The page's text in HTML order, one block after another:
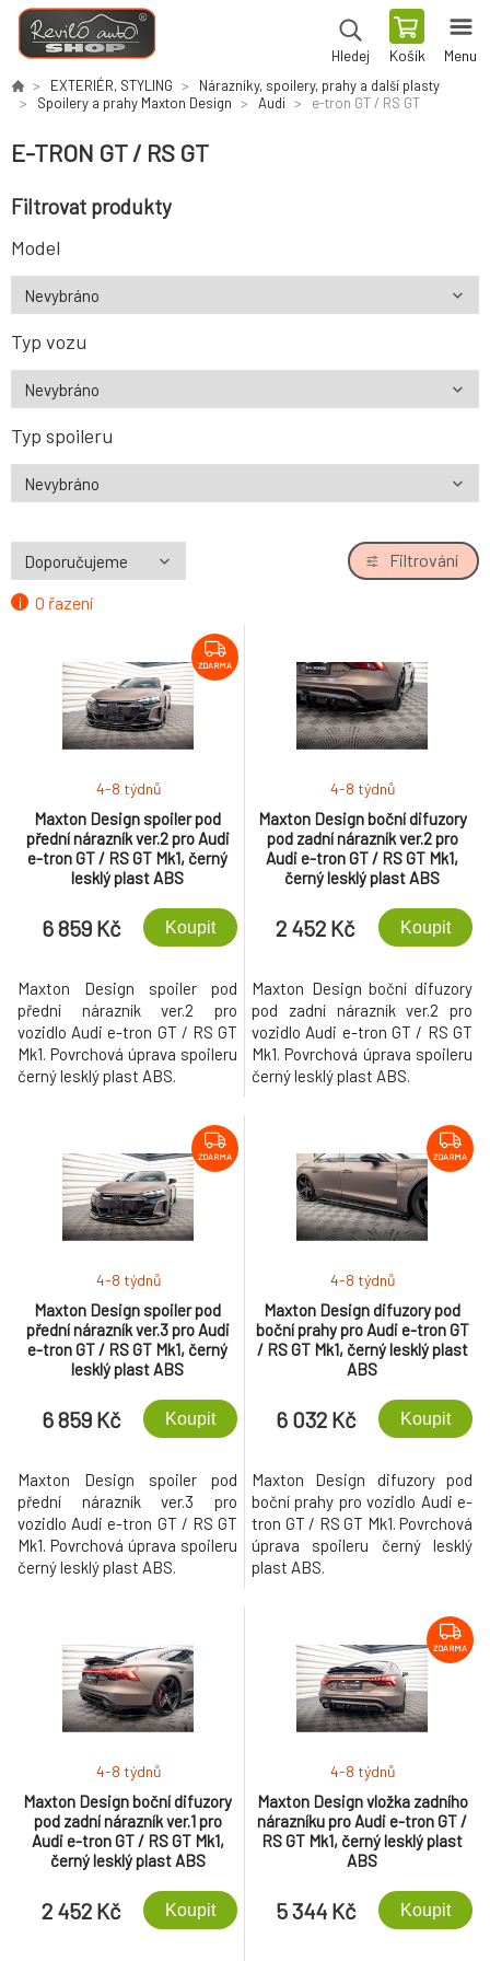
Hledej Košík Menu
EXTERIÉR, STYLING
Nárazníky, spoilery, prahy a další plasty
Spoilery a prahy Maxton Design
Audi e-tron GT / RS GT
E-TRON GT / RS GT
Filtrovat produkty
Model
Typ vozu
Typ spoileru
O řazení
Filtrování
ZDARMA
Maxton Design spoiler pod
přední nárazník ver.2 pro Audi
e-tron GT / RS GT Mk1, černý
lesklý plast ABS
4-8 týdnů
6 859 Kč Koupit
Maxton Design spoiler pod
přední nárazník ver.2 pro
vozidlo Audi e-tron GT / RS GT
Mk1. Povrchová úprava spoileru
černý lesklý plast ABS.
Maxton Design boční difuzory
pod zadní nárazník ver.2 pro
Audi e-tron GT / RS GT Mk1,
černý lesklý plast ABS
4-8 týdnů
2 452 Kč Koupit
Maxton Design boční difuzory
pod zadní nárazník ver.2 pro
vozidlo Audi e-tron GT / RS GT
Mk1. Povrchová úprava spoileru
černý lesklý plast ABS.
ZDARMA
Maxton Design spoiler pod
přední nárazník ver.3 pro Audi
e-tron GT / RS GT Mk1, černý
lesklý plast ABS
4-8 týdnů
6 859 Kč Koupit
Maxton Design spoiler pod
přední nárazník ver.3 pro
vozidlo Audi e-tron GT / RS GT
Mk1. Povrchová úprava spoileru
černý lesklý plast ABS.
ZDARMA
Maxton Design difuzory pod
boční prahy pro Audi e-tron GT
/ RS GT Mk1, černý lesklý plast
ABS
4-8 týdnů
6 032 Kč Koupit
Maxton Design difuzory pod
boční prahy pro vozidlo Audi e-
tron GT / RS GT Mk1. Povrchová
úprava spoileru černý lesklý
plast ABS.
Maxton Design boční difuzory
pod zadní nárazník ver.1 pro
Audi e-tron GT / RS GT Mk1,
černý lesklý plast ABS
4-8 týdnů
2 452 Kč Koupit
ZDARMA
Maxton Design vložka zadního
nárazníku pro Audi e-tron GT /
RS GT Mk1, černý lesklý plast
ABS
4-8 týdnů
5 344 Kč Koupit